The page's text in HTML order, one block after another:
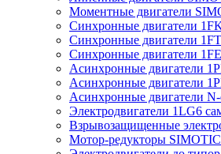
Моментные двигатели
Синхронные двигатели
Синхронные двигатели
Синхронные двигатели 1FE
Асинхронные двигатели
Асинхронные двигатели
Асинхронные двигатели N-
Электродвигатели 1LG6
Взрывозащищенные
Мотор-редукторы